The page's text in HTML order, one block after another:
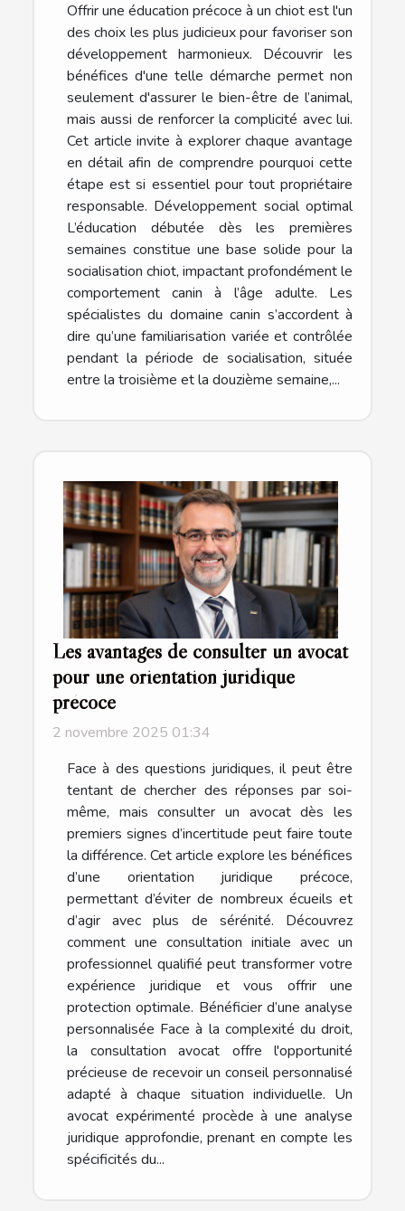
Offrir une éducation précoce à un chiot est l'un
des choix les plus judicieux pour favoriser son
développement harmonieux. Découvrir les
bénéfices d'une telle démarche permet non
seulement d'assurer le bien-être de l’animal,
mais aussi de renforcer la complicité avec lui.
Cet article invite à explorer chaque avantage
en détail afin de comprendre pourquoi cette
étape est si essentiel pour tout propriétaire
responsable. Développement social optimal
L’éducation débutée dès les premières
semaines constitue une base solide pour la
socialisation chiot, impactant profondément le
comportement canin à l’âge adulte. Les
spécialistes du domaine canin s’accordent à
dire qu’une familiarisation variée et contrôlée
pendant la période de socialisation, située
entre la troisième et la douzième semaine,...
Les avantages de consulter un avocat
pour une orientation juridique
précoce
2 novembre 2025 01:34
Face à des questions juridiques, il peut être
tentant de chercher des réponses par soi-
même, mais consulter un avocat dès les
premiers signes d’incertitude peut faire toute
la différence. Cet article explore les bénéfices
d’une orientation juridique précoce,
permettant d’éviter de nombreux écueils et
d’agir avec plus de sérénité. Découvrez
comment une consultation initiale avec un
professionnel qualifié peut transformer votre
expérience juridique et vous offrir une
protection optimale. Bénéficier d’une analyse
personnalisée Face à la complexité du droit,
la consultation avocat offre l'opportunité
précieuse de recevoir un conseil personnalisé
adapté à chaque situation individuelle. Un
avocat expérimenté procède à une analyse
juridique approfondie, prenant en compte les
spécificités du...